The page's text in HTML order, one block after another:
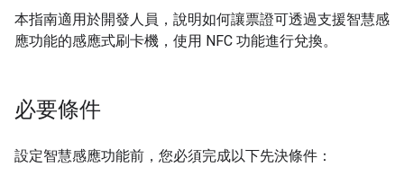
本指南適用於開發人員，說明如何讓票證可透過支援智慧感
應功能的感應式刷卡機，使用 NFC 功能進行兌換。
必要條件
設定智慧感應功能前，您必須完成以下先決條件：